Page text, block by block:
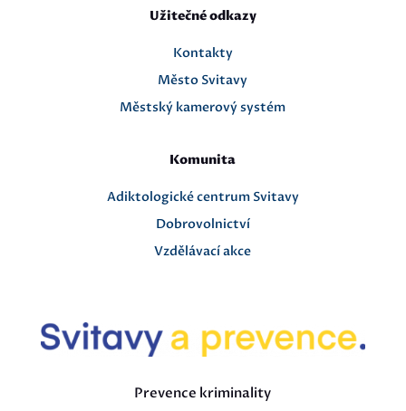
Užitečné odkazy
Kontakty
Město Svitavy
Městský kamerový systém
Komunita
Adiktologické centrum Svitavy
Dobrovolnictví
Vzdělávací akce
Prevence kriminality